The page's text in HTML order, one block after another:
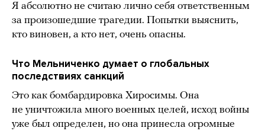
Я абсолютно не считаю лично себя ответственным
за произошедшие трагедии. Попытки выяснить,
кто виновен, а кто нет, очень опасны.
Что Мельниченко думает о глобальных
последствиях санкций
Это как бомбардировка Хиросимы. Она
не уничтожила много военных целей, исход войны
уже был определен, но она принесла огромные